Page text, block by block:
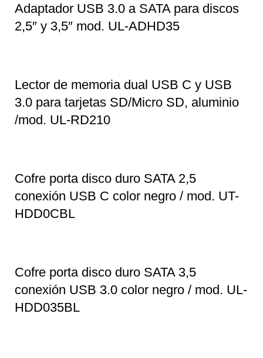
Adaptador USB 3.0 a SATA para discos
2,5″ y 3,5″ mod. UL-ADHD35
Lector de memoria dual USB C y USB
3.0 para tarjetas SD/Micro SD, aluminio
/mod. UL-RD210
Cofre porta disco duro SATA 2,5
conexión USB C color negro / mod. UT-
HDD0CBL
Cofre porta disco duro SATA 3,5
conexión USB 3.0 color negro / mod. UL-
HDD035BL